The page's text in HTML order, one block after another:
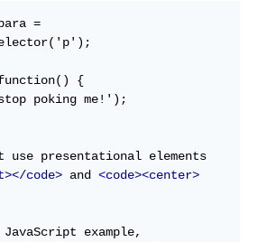
=
{
use presentational elements
code> and <code><center>